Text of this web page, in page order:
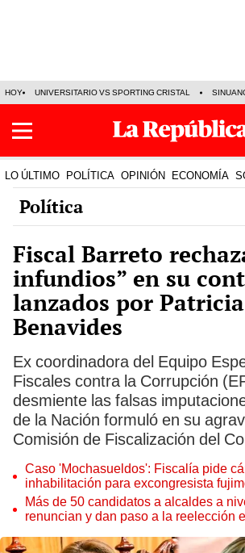
HOY UNIVERSITARIO VS SPORTING CRISTAL
LO ÚLTIMO POLÍTICA OPINIÓN ECONOMÍA
Política
Fiscal Barreto
infundios” en su
lanzados por Patricia
Benavides
Ex coordinadora del Equipo
Fiscales contra la Corrupción
desmiente las falsas
de la Nación formuló en su
Comisión de Fiscalización del
Caso 'Mochasueldos': Fiscalía pide
inhabilitación para excongresista
Cordero Jon Tay
Más de 50 candidatos a alcaldes a
renuncian y dan paso a la reelección